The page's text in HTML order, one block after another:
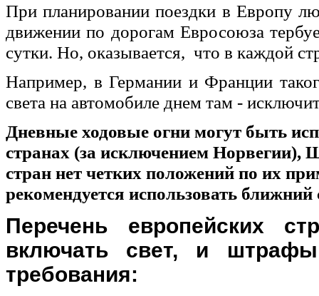
При планировании поездки в Европу
движении по дорогам Евросоюза
сутки. Но, оказывается, что в каждой
Например, в Германии и Франции
света на автомобиле днем там -
Дневные ходовые огни могут быть
странах (за исключением
стран нет четких положений по их
рекомендуется использовать ближний
Перечень европейских
включать свет, и
требования: